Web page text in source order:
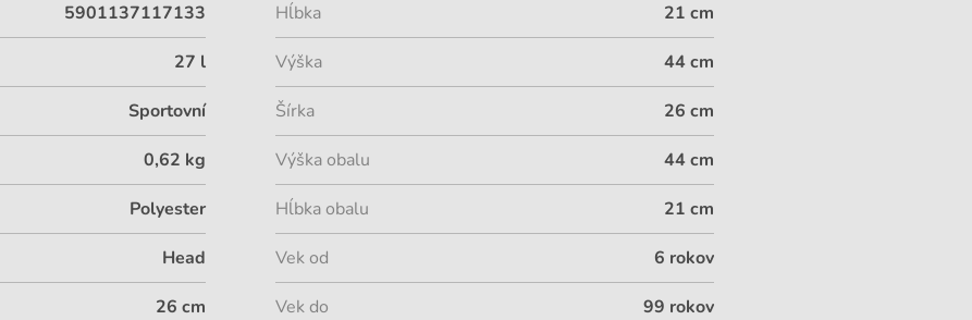
5901137117133
27 l
Sportovní
0,62 kg
Polyester
Head
26 cm
Hĺbka 21 cm
Výška 44 cm
Šírka 26 cm
Výška obalu 44 cm
Hĺbka obalu 21 cm
Vek od 6 rokov
Vek do 99 rokov